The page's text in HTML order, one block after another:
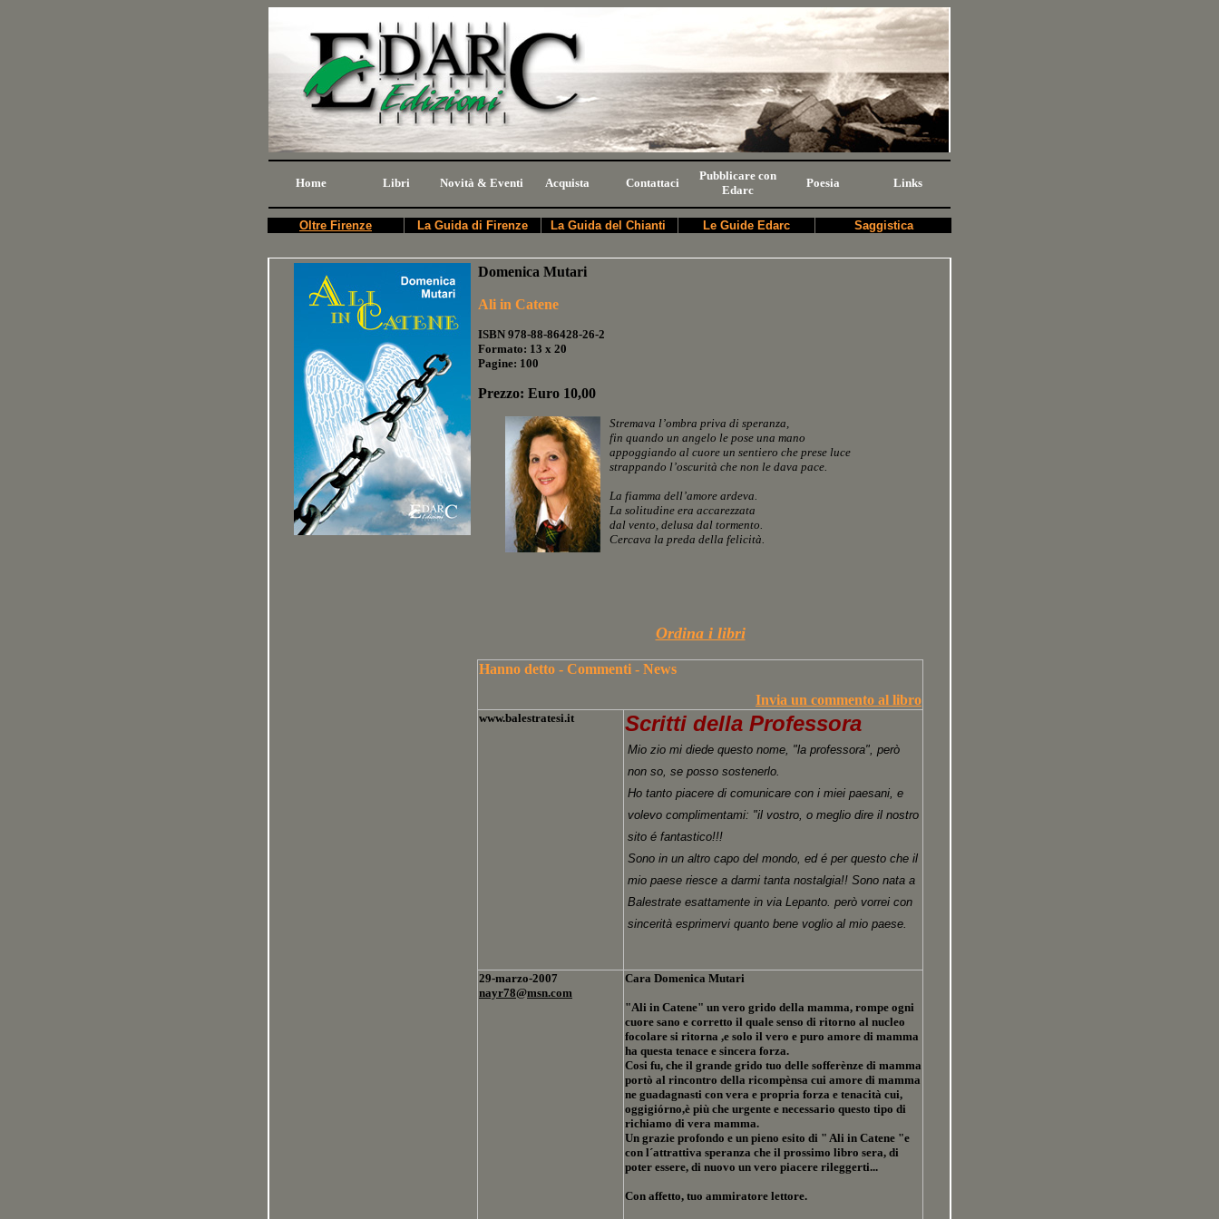
Home Libri Novità & Eventi Acquista Contattaci
Pubblicare con
Edarc
Poesia Links
Oltre Firenze La Guida di Firenze La Guida del Chianti Le Guide Edarc Saggistica
Domenica Mutari
Ali in Catene
ISBN 978-88-86428-26-2
Formato: 13 x 20
Pagine: 100
Prezzo: Euro 10,00
Stremava l’ombra priva di speranza,
fin quando un angelo le pose una mano
appoggiando al cuore un sentiero che prese luce
strappando l’oscurità che non le dava pace.
La fiamma dell’amore ardeva.
La solitudine era accarezzata
dal vento, delusa dal tormento.
Cercava la preda della felicità.
Ordina i libri
Hanno detto - Commenti - News
Invia un commento al libro
www.balestratesi.it Scritti della Professora
Mio zio mi diede questo nome, "la professora", però
non so, se posso sostenerlo.
Ho tanto piacere di comunicare con i miei paesani, e
volevo complimentami: "il vostro, o meglio dire il nostro
sito é fantastico!!!
Sono in un altro capo del mondo, ed é per questo che il
mio paese riesce a darmi tanta nostalgia!! Sono nata a
Balestrate esattamente in via Lepanto. però vorrei con
sincerità esprimervi quanto bene voglio al mio paese.
29-marzo-2007
nayr78@msn.com
Cara Domenica Mutari
"Ali in Catene" un vero grido della mamma, rompe ogni
cuore sano e corretto il quale senso di ritorno al nucleo
focolare si ritorna ,e solo il vero e puro amore di mamma
ha questa tenace e sincera forza.
Cosi fu, che il grande grido tuo delle sofferènze di mamma
portò al rincontro della ricompènsa cui amore di mamma
ne guadagnasti con vera e propria forza e tenacità cui,
oggigiórno,è più che urgente e necessario questo tipo di
richiamo di vera mamma.
Un grazie profondo e un pieno esito di " Ali in Catene "e
con l´attrattiva speranza che il prossimo libro sera, di
poter essere, di nuovo un vero piacere rileggerti...
Con affetto, tuo ammiratore lettore.